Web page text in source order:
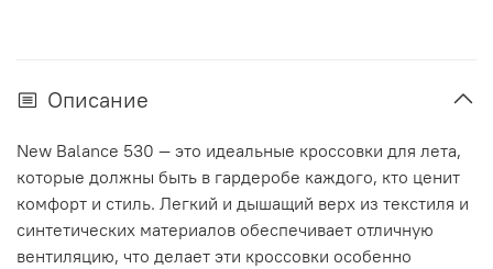
Описание
New Balance 530 — это идеальные кроссовки для лета,
которые должны быть в гардеробе каждого, кто ценит
комфорт и стиль. Легкий и дышащий верх из текстиля и
синтетических материалов обеспечивает отличную
вентиляцию, что делает эти кроссовки особенно